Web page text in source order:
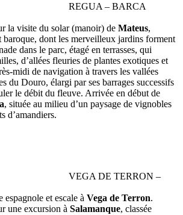
REGUA – BARCA
la visite du solar (manoir) de Mateus,
baroque, dont les merveilleux jardins forment
dans le parc, étagé en terrasses, qui
d’allées fleuries de plantes exotiques et
midi de navigation à travers les vallées
du Douro, élargi par ses barrages successifs
le débit du fleuve. Arrivée en début de
, située au milieu d’un paysage de vignobles
d’amandiers.
VEGA DE TERRON –
espagnole et escale à Vega de Terron.
une excursion à Salamanque, classée